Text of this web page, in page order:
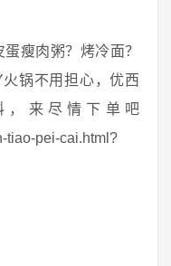
瘦肉粥？烤冷面？
锅不用担心，优西
，来尽情下单吧
tiao-pei-cai.html?